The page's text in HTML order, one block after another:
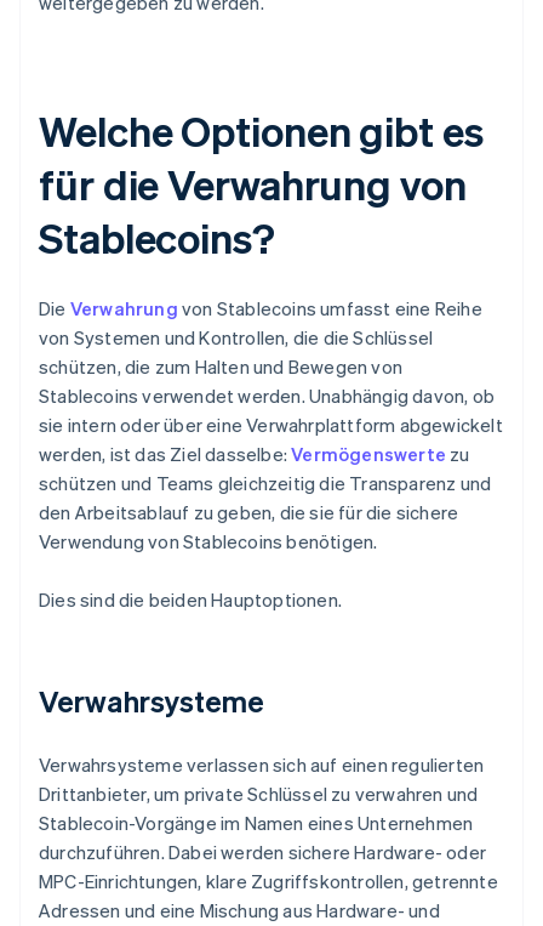
Welche Optionen gibt es
für die Verwahrung von
Stablecoins?
Die Verwahrung von Stablecoins umfasst eine Reihe
von Systemen und Kontrollen, die die Schlüssel
schützen, die zum Halten und Bewegen von
Stablecoins verwendet werden. Unabhängig davon, ob
sie intern oder über eine Verwahrplattform abgewickelt
werden, ist das Ziel dasselbe:Vermögenswerte zu
schützen und Teams gleichzeitig die Transparenz und
den Arbeitsablauf zu geben, die sie für die sichere
Verwendung von Stablecoins benötigen.
Dies sind die beiden Hauptoptionen.
Verwahrsysteme
Verwahrsysteme verlassen sich auf einen regulierten
Drittanbieter, um private Schlüssel zu verwahren und
Stablecoin-Vorgänge im Namen eines Unternehmen
durchzuführen. Dabei werden sichere Hardware- oder
MPC-Einrichtungen, klare Zugriffskontrollen, getrennte
Adressen und eine Mischung aus Hardware- und